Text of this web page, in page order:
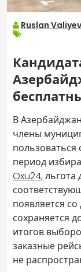
Ruslan Valiyev
В
члены
период
Oxu24, льгота
появляется
сохраняется
итогов
заказные
не